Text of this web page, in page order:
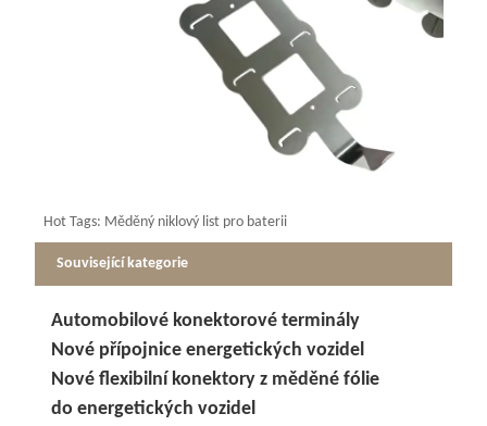
Hot Tags: Měděný niklový list pro baterii
Související kategorie
Automobilové konektorové terminály
Nové přípojnice energetických vozidel
Nové flexibilní konektory z měděné fólie
do energetických vozidel